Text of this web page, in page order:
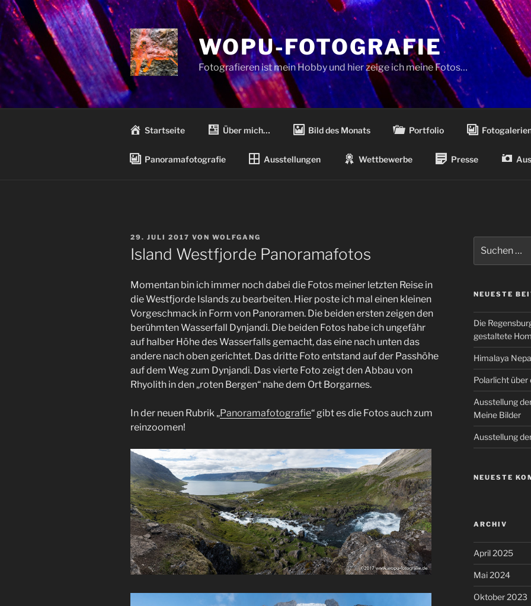
Zum
Inhalt
springen
WOPU-FOTOGRAFIE
Fotografieren ist mein Hobby und hier zeige ich meine Fotos…
Startseite Über mich… Bild des Monats Portfolio
Panoramafotografie Ausstellungen Wettbewerbe Presse
VERÖFFENTLICHT
AM
29. JULI 2017 VON WOLFGANG
Island Westfjorde Panoramafotos
Momentan bin ich immer noch dabei die Fotos meiner letzten Reise in
die Westfjorde Islands zu bearbeiten. Hier poste ich mal einen kleinen
Vorgeschmack in Form von Panoramen. Die beiden ersten zeigen den
berühmten Wasserfall Dynjandi. Die beiden Fotos habe ich ungefähr
auf halber Höhe des Wasserfalls gemacht, das eine nach unten das
andere nach oben gerichtet. Das dritte Foto entstand auf der Passhöhe
auf dem Weg zum Dynjandi. Das vierte Foto zeigt den Abbau von
Rhyolith in den „roten Bergen“ nahe dem Ort Borgarnes.
In der neuen Rubrik „Panoramafotografie“ gibt es die Fotos auch zum
reinzoomen!
nach:
NEUESTE
Die
gestaltete
Himalaya
Polarlicht über
Ausstellung
Meine Bilder
Ausstellung
NEUESTE
ARCHIV
April 2025
Mai 2024
Oktober 2023